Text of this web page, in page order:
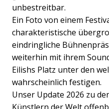
unbestreitbar.
Ein Foto von einem
charakteristische
eindringliche
weiterhin mit ihrem
Eilishs Platz unter den
wahrscheinlich festigen.
Unser Update 2026 zu